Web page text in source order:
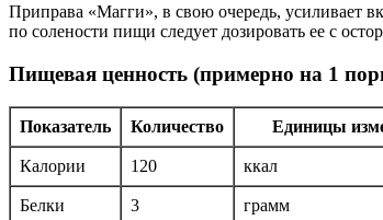
Приправа «Магги», в свою очередь, усиливает
по солености пищи следует дозировать ее с
Пищевая ценность (примерно на 1
Показатель Количество Единицы
Калории 120 ккал
Белки 3 грамм